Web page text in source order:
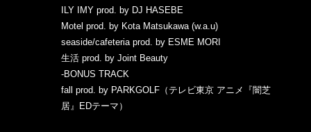
ILY IMY prod. by DJ HASEBE
Motel prod. by Kota Matsukawa (w.a.u)
seaside/cafeteria prod. by ESME MORI
生活 prod. by Joint Beauty
-BONUS TRACK
fall prod. by PARKGOLF（テレビ東京 アニメ『闇芝
居』EDテーマ）